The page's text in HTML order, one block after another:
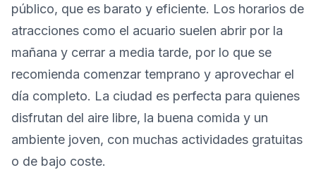
público, que es barato y eficiente. Los horarios de
atracciones como el acuario suelen abrir por la
mañana y cerrar a media tarde, por lo que se
recomienda comenzar temprano y aprovechar el
día completo. La ciudad es perfecta para quienes
disfrutan del aire libre, la buena comida y un
ambiente joven, con muchas actividades gratuitas
o de bajo coste.